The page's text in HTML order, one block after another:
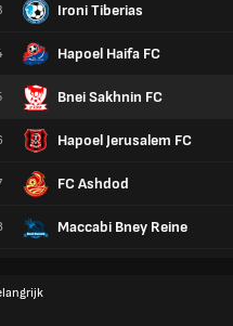
Ironi Tiberias
Hapoel Haifa FC
Bnei Sakhnin FC
Hapoel Jerusalem FC
FC Ashdod
Maccabi Bney Reine